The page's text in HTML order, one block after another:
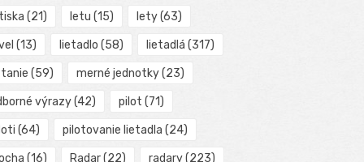
(21) letu (15) lety(63)
(13) lietadlo (58) lietadlá (317)
(59) merné jednotky(23)
výrazy(42) pilot (71)
(64) pilotovanie lietadla (24)
(16) Radar(22) radary(223)